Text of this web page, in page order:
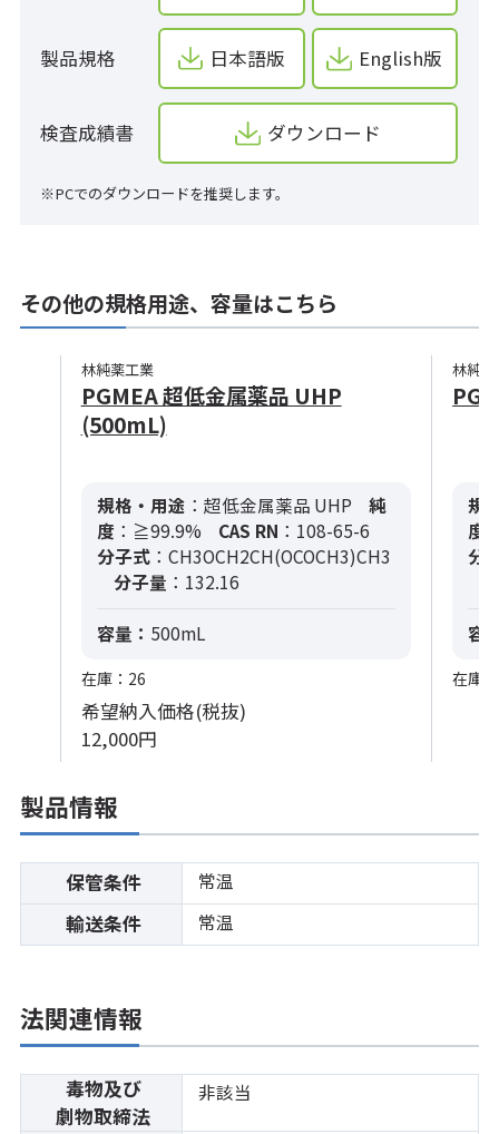
製品規格 日本語版 English版
検査成績書 ダウンロード
※PCでのダウンロードを推奨します。
その他の規格用途、容量はこちら
林純薬工業
PGMEA 超低金属薬品 UHP
(500mL)
規格・用途 ：超低金属薬品 UHP
純
度 ：≧99.9% CAS RN ：108-65-6
分子式：CH3OCH2CH(OCOCH3)CH3
分子量 ：132.16
容量： 500mL
在庫：26
希望納入価格(税抜)
12,000円
林純
規
度
分
容
在庫
製品情報
保管条件 常温
輸送条件 常温
法関連情報
毒物及び
劇物取締法
非該当